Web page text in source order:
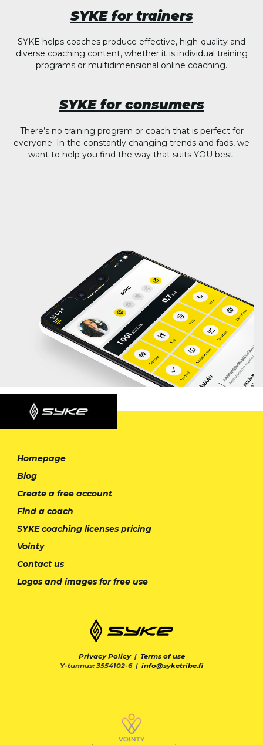
SYKE for trainers
SYKE helps coaches produce effective, high-quality and
diverse coaching content, whether it is individual training
programs or multidimensional online coaching.
SYKE for consumers
There’s no training program or coach that is perfect for
everyone. In the constantly changing trends and fads, we
want to help you find the way that suits YOU best.
Homepage
Blog
Create a free account
Find a coach
SYKE coaching licenses pricing
Vointy
Contact us
Logos and images for free use
Privacy Policy| Terms of use
Y-tunnus: 3554102-6 | info@syketribe.fi